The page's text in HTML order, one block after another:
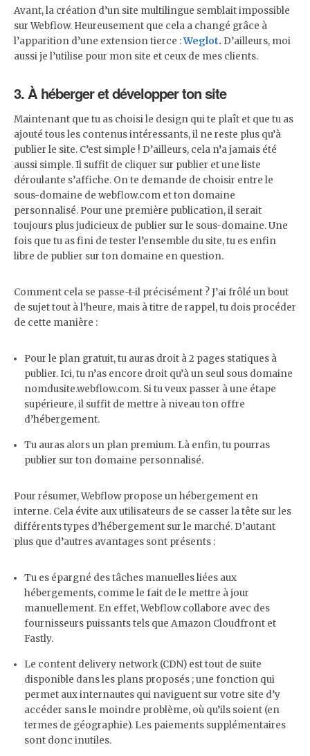
Avant, la création d’un site multilingue semblait impossible
sur Webflow. Heureusement que cela a changé grâce à
l’apparition d’une extension tierce :Weglot. D’ailleurs, moi
aussi je l’utilise pour mon site et ceux de mes clients.
3. À héberger et développer ton site
Maintenant que tu as choisi le design qui te plaît et que tu as
ajouté tous les contenus intéressants, il ne reste plus qu’à
publier le site. C’est simple ! D’ailleurs, cela n’a jamais été
aussi simple. Il suffit de cliquer sur publier et une liste
déroulante s’affiche. On te demande de choisir entre le
sous-domaine de webflow.com et ton domaine
personnalisé. Pour une première publication, il serait
toujours plus judicieux de publier sur le sous-domaine. Une
fois que tu as fini de tester l’ensemble du site, tu es enfin
libre de publier sur ton domaine en question.
Comment cela se passe-t-il précisément ? J’ai frôlé un bout
de sujet tout à l’heure, mais à titre de rappel, tu dois procéder
de cette manière :
Pour le plan gratuit, tu auras droit à 2 pages statiques à
publier. Ici, tu n’as encore droit qu’à un seul sous domaine
nomdusite.webflow.com. Si tu veux passer à une étape
supérieure, il suffit de mettre à niveau ton offre
d’hébergement.
Tu auras alors un plan premium. Là enfin, tu pourras
publier sur ton domaine personnalisé.
Pour résumer, Webflow propose un hébergement en
interne. Cela évite aux utilisateurs de se casser la tête sur les
différents types d’hébergement sur le marché. D’autant
plus que d’autres avantages sont présents :
Tu es épargné des tâches manuelles liées aux
hébergements, comme le fait de le mettre à jour
manuellement. En effet, Webflow collabore avec des
fournisseurs puissants tels que Amazon Cloudfront et
Fastly.
Le content delivery network (CDN) est tout de suite
disponible dans les plans proposés ; une fonction qui
permet aux internautes qui naviguent sur votre site d’y
accéder sans le moindre problème, où qu’ils soient (en
termes de géographie). Les paiements supplémentaires
sont donc inutiles.